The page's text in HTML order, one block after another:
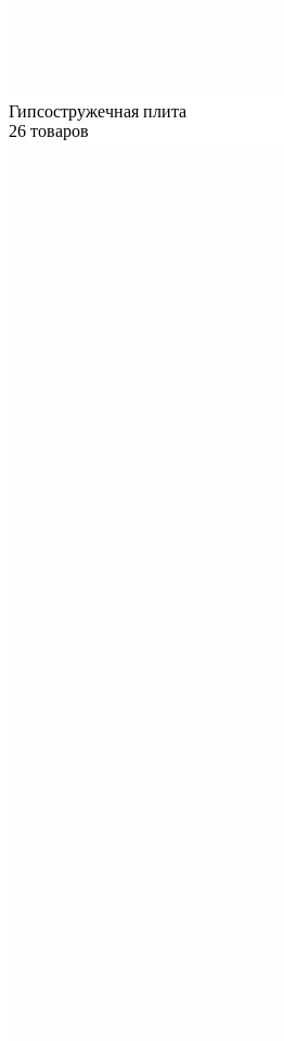
Гипсостружечная плита
26 товаров